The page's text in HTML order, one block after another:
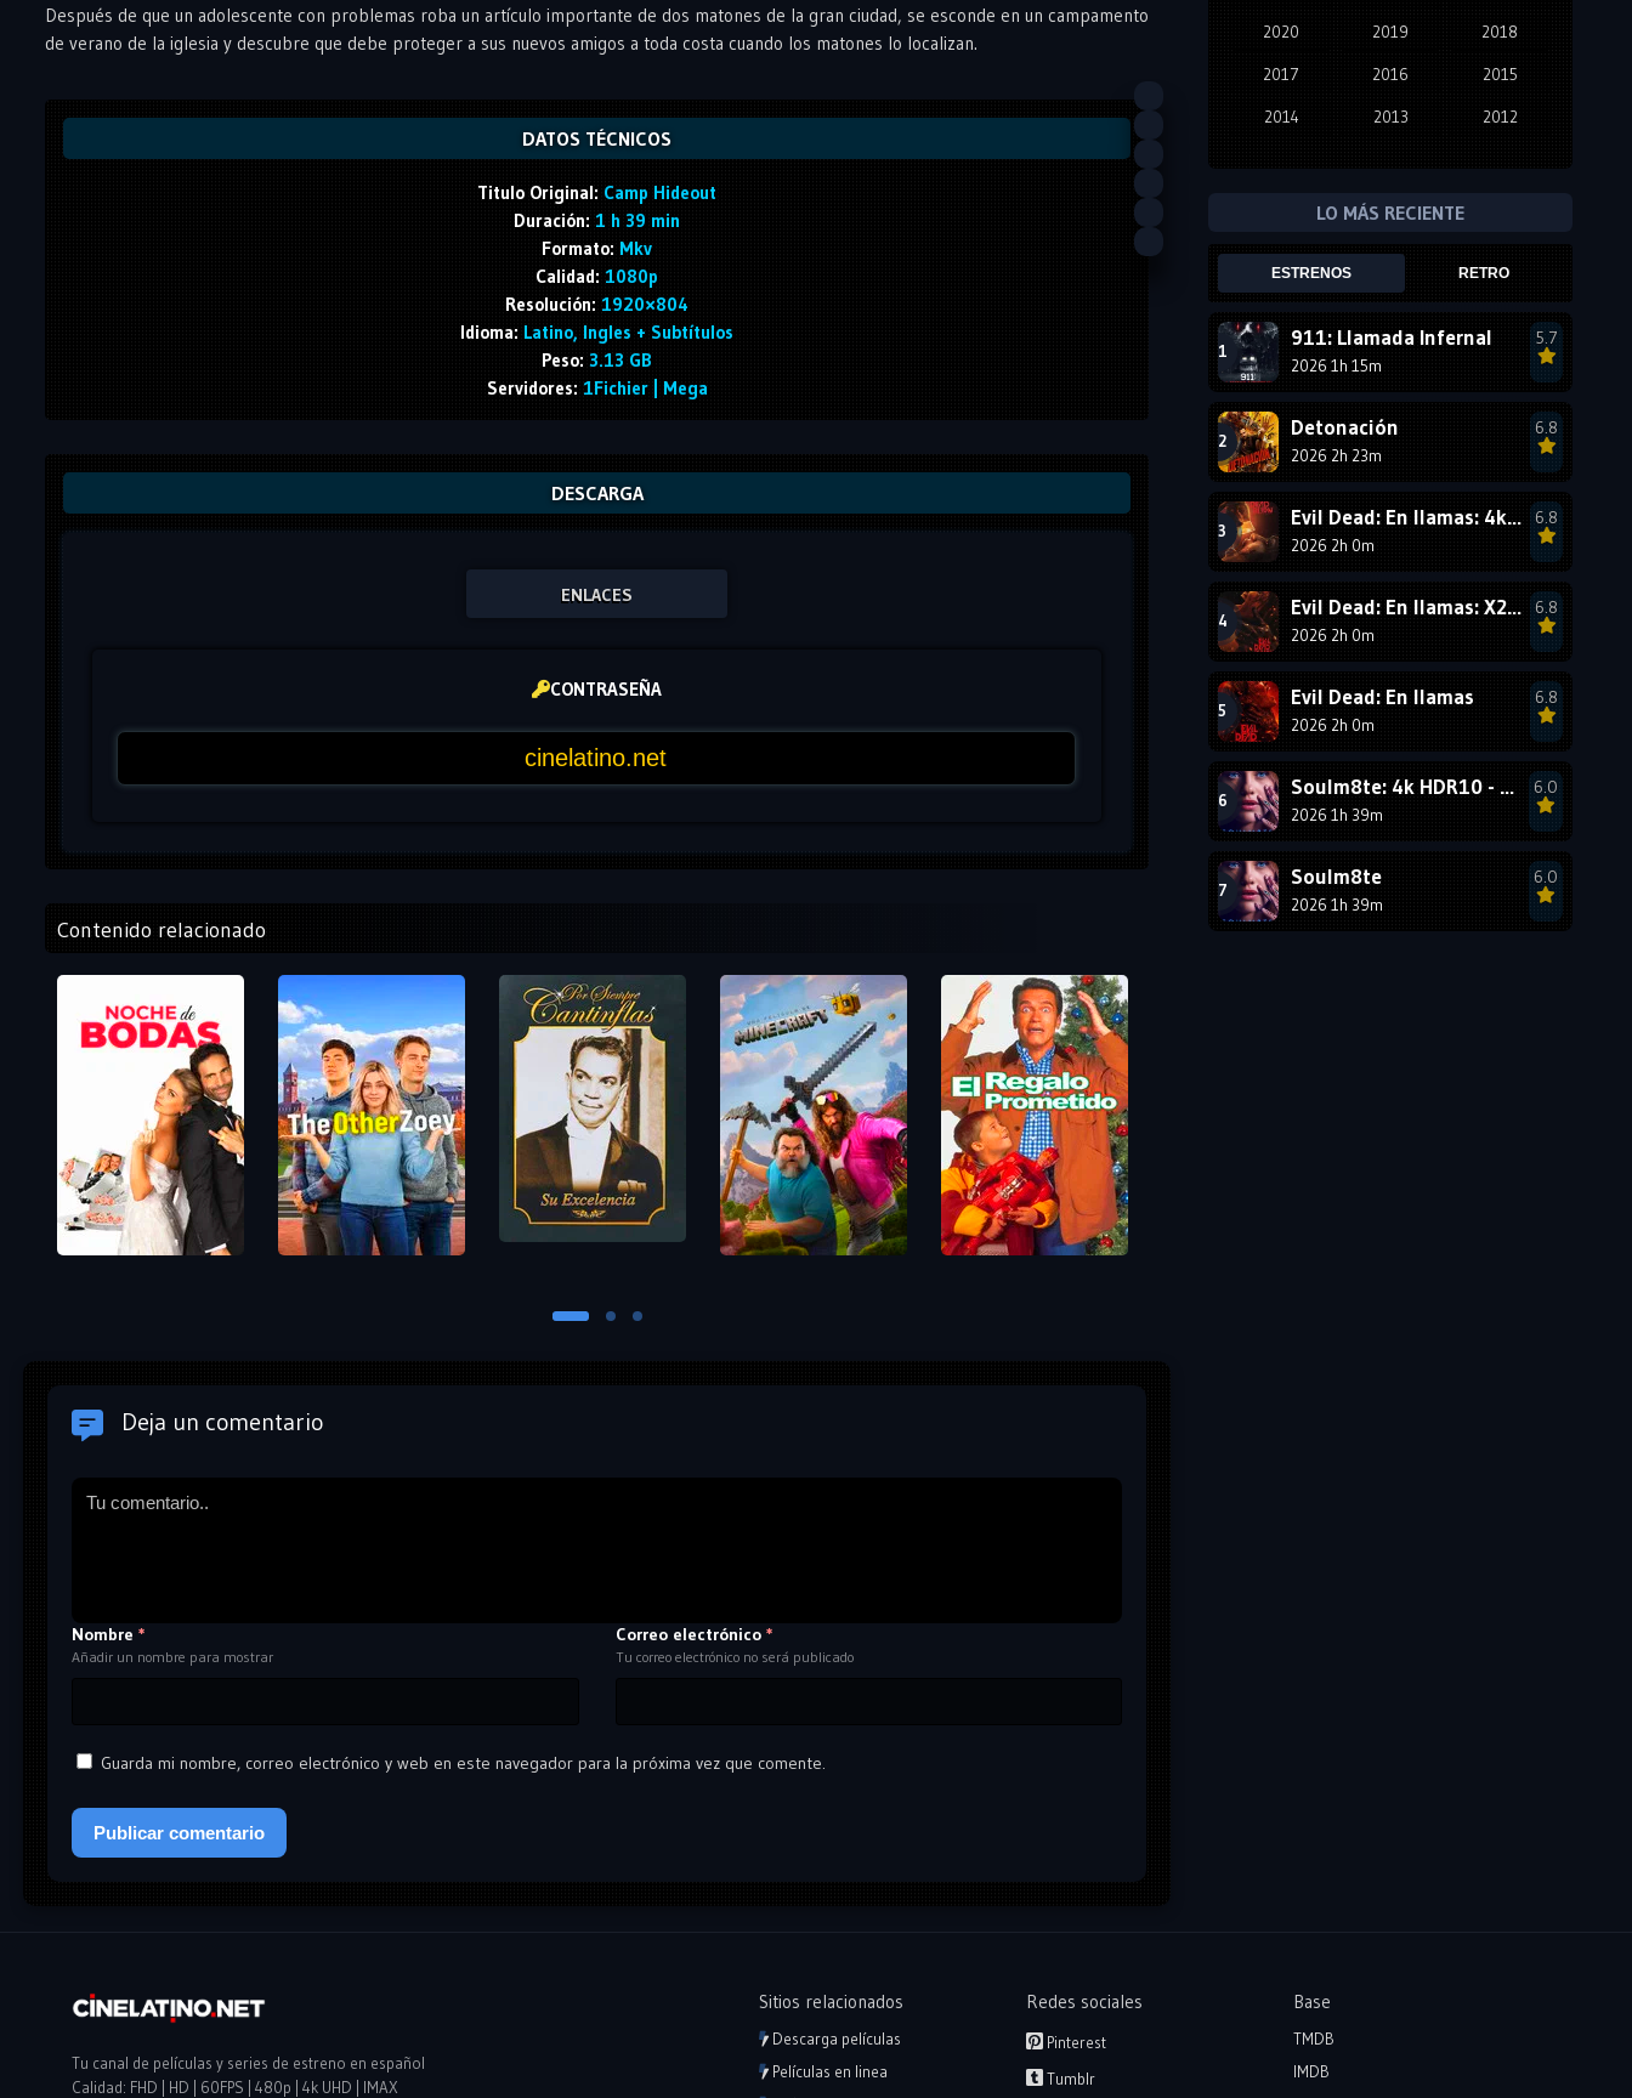
Después de que un adolescente con problemas roba un artículo importante de dos matones de la gran ciudad, se esconde en un campamento
de verano de la iglesia y descubre que debe proteger a sus nuevos amigos a toda costa cuando los matones lo localizan.
DATOS TÉCNICOS
Titulo Original: Camp Hideout
Duración: 1 h 39 min
Formato: Mkv
Calidad: 1080p
Resolución: 1920×804
Idioma: Latino, Ingles + Subtítulos
Peso: 3.13 GB
Servidores: 1Fichier | Mega
DESCARGA
ENLACES
CONTRASEÑA
Contenido relacionado
Deja un comentario
Nombre *
Añadir un nombre para mostrar
Correo electrónico *
Tu correo electrónico no será publicado
Guarda mi nombre, correo electrónico y web en este navegador para la próxima vez que comente.
2020 2019 2018
2017 2016 2015
2014 2013 2012
2001
1999 1998 1997
1996 1995
1993
1990 1989
1987
1984 1983
1978
LO MÁS RECIENTE
ESTRENOS RETRO
911: Llamada Infernal
2026 1h 15m
5.7
Detonación
2026 2h 23m
6.8
Evil Dead: En llamas: 4k HDR10 - VIP
2026 2h 0m
6.8
Evil Dead: En llamas: X265
2026 2h 0m
6.8
Evil Dead: En llamas
2026 2h 0m
6.8
Soulm8te: 4k HDR10 - VIP
2026 1h 39m
6.0
Soulm8te
2026 1h 39m
6.0
Sitios relacionados
Descarga películas
Películas en linea
Redes sociales
Pinterest
Tumblr
Base
TMDB
IMDB
Tu canal de películas y series de estreno en español
Calidad: FHD | HD | 60FPS | 480p | 4k UHD | IMAX